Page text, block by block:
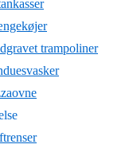
trampoliner